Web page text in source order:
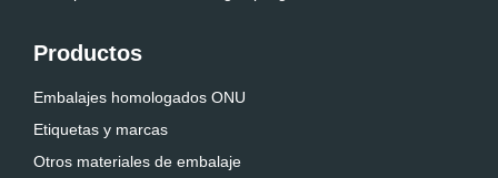
Productos
Embalajes homologados ONU
Etiquetas y marcas
Otros materiales de embalaje